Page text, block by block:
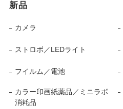
新品
カメラ
ストロボ／LEDライト
フイルム／電池
カラー印画紙薬品／ミニラボ
消耗品